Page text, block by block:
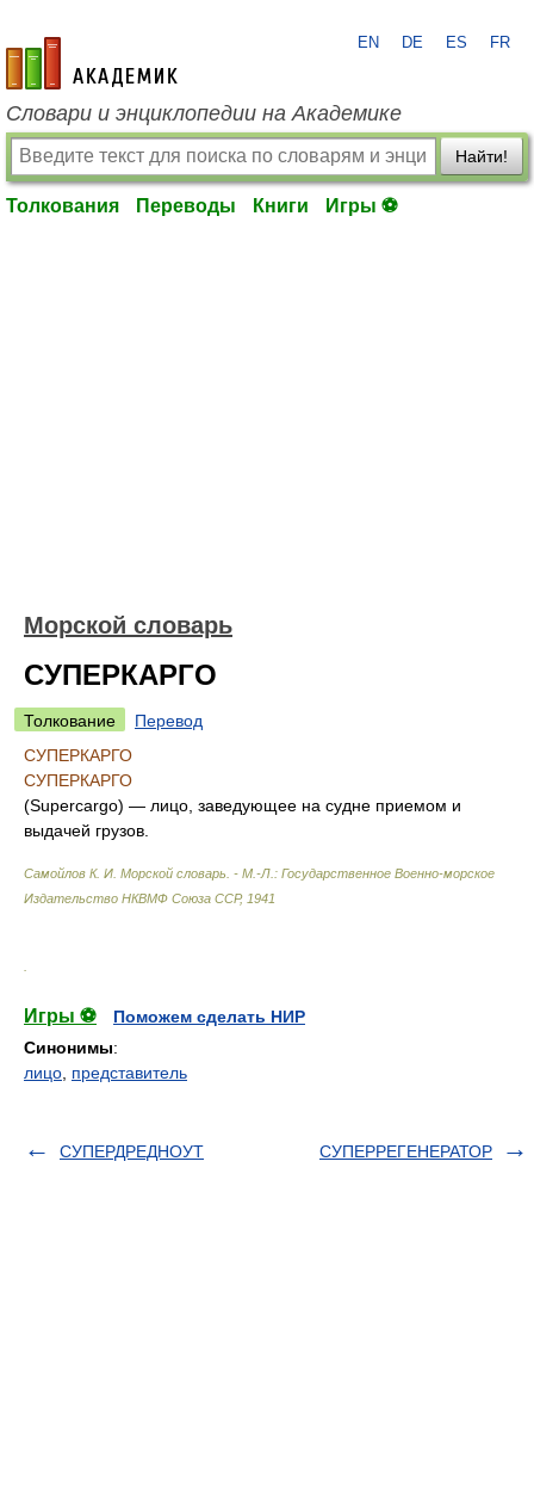
academic.ru
EN DE ES FR
Словари и энциклопедии на Академике
Найти!
Толкования Переводы Книги Игры ⚽
Морской словарь
СУПЕРКАРГО
Толкование
Перевод
СУПЕРКАРГО
СУПЕРКАРГО
(Supercargo) — лицо, заведующее на судне приемом и
выдачей грузов.
Самойлов К. И. Морской словарь. - М.-Л.: Государственное Военно-морское
Издательство НКВМФ Союза ССР, 1941
Игры ⚽
Поможем сделать НИР
Синонимы:
лицо представитель
СУПЕРДРЕДНОУТ СУПЕРРЕГЕНЕРАТОР